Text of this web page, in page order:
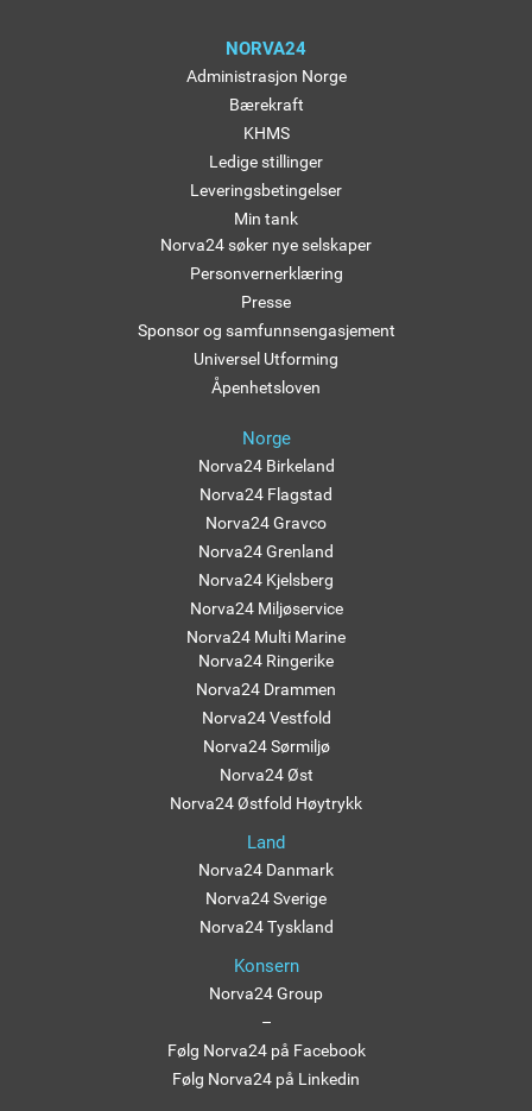
NORVA24
Administrasjon Norge
Bærekraft
KHMS
Ledige stillinger
Leveringsbetingelser
Min tank
Norva24 søker nye selskaper
Personvernerklæring
Presse
Sponsor og samfunnsengasjement
Universel Utforming
Åpenhetsloven
Norge
Norva24 Birkeland
Norva24 Flagstad
Norva24 Gravco
Norva24 Grenland
Norva24 Kjelsberg
Norva24 Miljøservice
Norva24 Multi Marine
Norva24 Ringerike
Norva24 Drammen
Norva24 Vestfold
Norva24 Sørmiljø
Norva24 Øst
Norva24 Østfold Høytrykk
Land
Norva24 Danmark
Norva24 Sverige
Norva24 Tyskland
Konsern
Norva24 Group
–
Følg Norva24 på Facebook
Følg Norva24 på Linkedin